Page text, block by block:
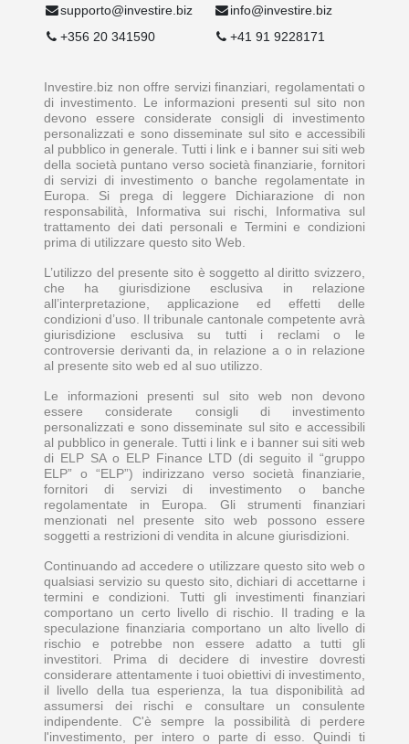
supporto@investire.biz
+356 20 341590
info@investire.biz
+41 91 9228171
Investire.biz non offre servizi finanziari, regolamentati o
di investimento. Le informazioni presenti sul sito non
devono essere considerate consigli di investimento
personalizzati e sono disseminate sul sito e accessibili
al pubblico in generale. Tutti i link e i banner sui siti web
della società puntano verso società finanziarie, fornitori
di servizi di investimento o banche regolamentate in
Europa. Si prega di leggere Dichiarazione di non
responsabilità, Informativa sui rischi, Informativa sul
trattamento dei dati personali e Termini e condizioni
prima di utilizzare questo sito Web.
L’utilizzo del presente sito è soggetto al diritto svizzero,
che ha giurisdizione esclusiva in relazione
all’interpretazione, applicazione ed effetti delle
condizioni d’uso. Il tribunale cantonale competente avrà
giurisdizione esclusiva su tutti i reclami o le
controversie derivanti da, in relazione a o in relazione
al presente sito web ed al suo utilizzo.
Le informazioni presenti sul sito web non devono
essere considerate consigli di investimento
personalizzati e sono disseminate sul sito e accessibili
al pubblico in generale. Tutti i link e i banner sui siti web
di ELP SA o ELP Finance LTD (di seguito il “gruppo
ELP” o “ELP”) indirizzano verso società finanziarie,
fornitori di servizi di investimento o banche
regolamentate in Europa. Gli strumenti finanziari
menzionati nel presente sito web possono essere
soggetti a restrizioni di vendita in alcune giurisdizioni.
Continuando ad accedere o utilizzare questo sito web o
qualsiasi servizio su questo sito, dichiari di accettarne i
termini e condizioni. Tutti gli investimenti finanziari
comportano un certo livello di rischio. Il trading e la
speculazione finanziaria comportano un alto livello di
rischio e potrebbe non essere adatto a tutti gli
investitori. Prima di decidere di investire dovresti
considerare attentamente i tuoi obiettivi di investimento,
il livello della tua esperienza, la tua disponibilità ad
assumersi dei rischi e consultare un consulente
indipendente. C'è sempre la possibilità di perdere
l'investimento, per intero o parte di esso. Quindi ti